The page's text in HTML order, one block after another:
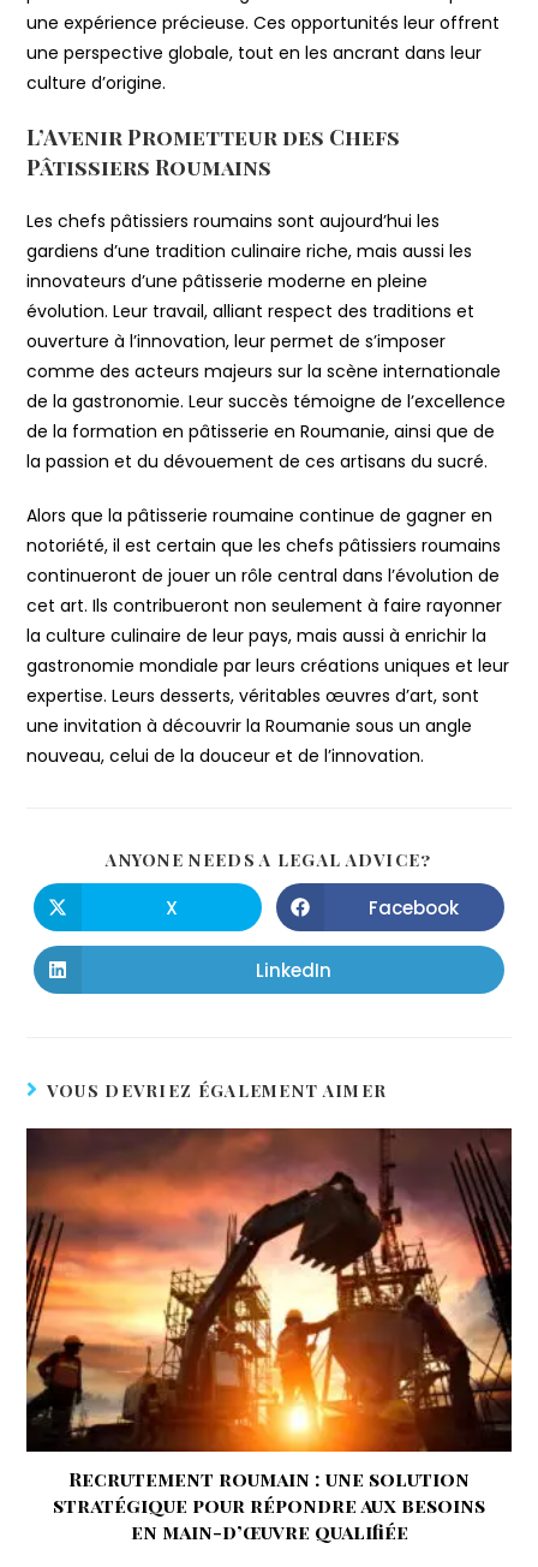
une expérience précieuse. Ces opportunités leur offrent
une perspective globale, tout en les ancrant dans leur
culture d’origine.
L’Avenir Prometteur des Chefs
Pâtissiers Roumains
Les chefs pâtissiers roumains sont aujourd’hui les
gardiens d’une tradition culinaire riche, mais aussi les
innovateurs d’une pâtisserie moderne en pleine
évolution. Leur travail, alliant respect des traditions et
ouverture à l’innovation, leur permet de s’imposer
comme des acteurs majeurs sur la scène internationale
de la gastronomie. Leur succès témoigne de l’excellence
de la formation en pâtisserie en Roumanie, ainsi que de
la passion et du dévouement de ces artisans du sucré.
Alors que la pâtisserie roumaine continue de gagner en
notoriété, il est certain que les chefs pâtissiers roumains
continueront de jouer un rôle central dans l’évolution de
cet art. Ils contribueront non seulement à faire rayonner
la culture culinaire de leur pays, mais aussi à enrichir la
gastronomie mondiale par leurs créations uniques et leur
expertise. Leurs desserts, véritables œuvres d’art, sont
une invitation à découvrir la Roumanie sous un angle
nouveau, celui de la douceur et de l’innovation.
ANYONE NEEDS A LEGAL ADVICE?
X Facebook
LinkedIn
VOUS DEVRIEZ ÉGALEMENT AIMER
Recrutement roumain : une solution
stratégique pour répondre aux besoins
en main-d’œuvre qualifiée